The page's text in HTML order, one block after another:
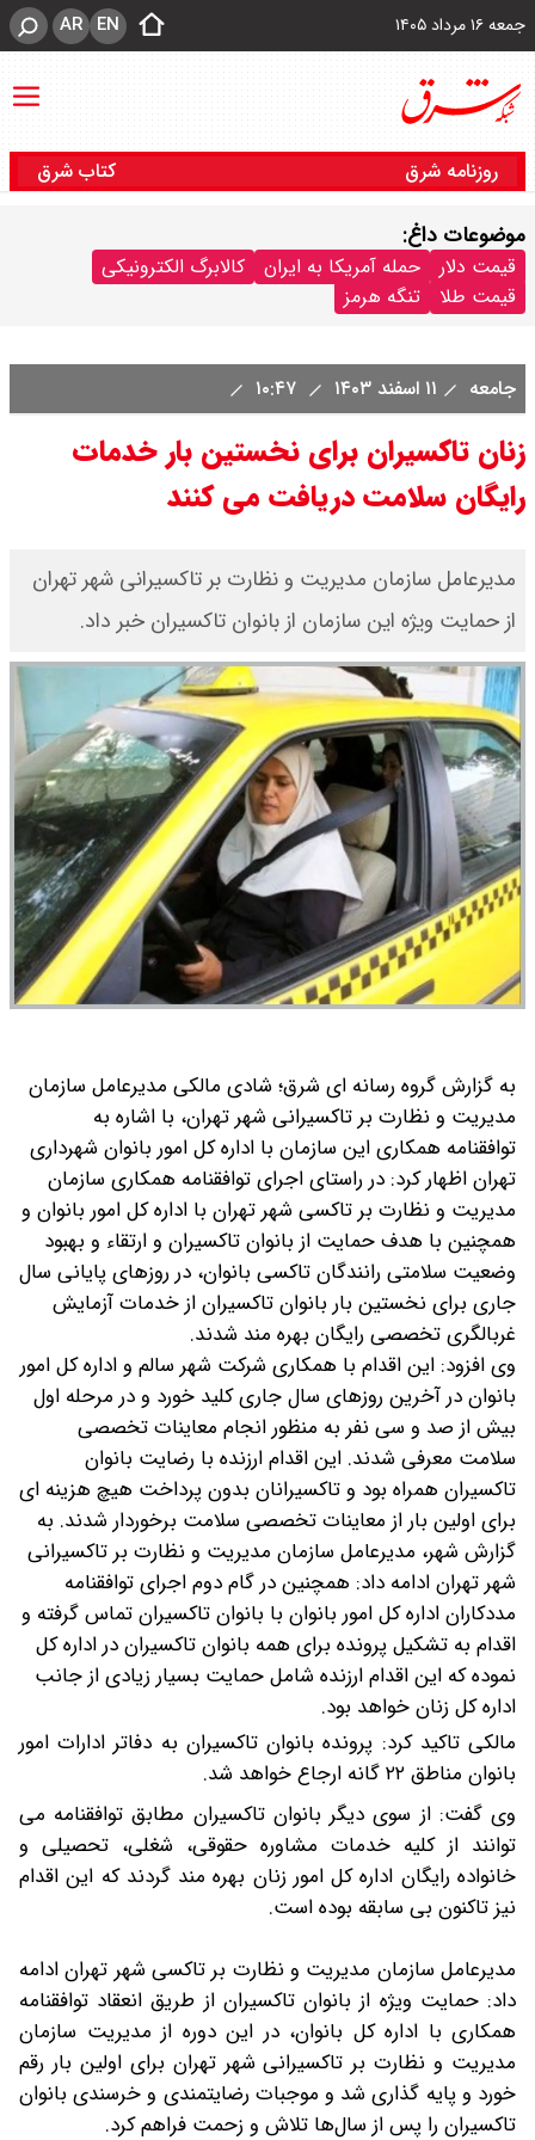
جمعه ۱۶ مرداد ۱۴۰۵ EN
AR
روزنامه شرق کتاب شرق
موضوعات داغ:
قیمت دلار حمله آمریکا به ایران
کالابرگ الکترونیکی
قیمت طلا
تنگه هرمز
جامعه ۱۱ اسفند ۱۴۰۳
زنان تاکسیران برای نخستین بار خدمات
رایگان سلامت دریافت می کنند
مدیرعامل سازمان مدیریت و نظارت بر تاکسیرانی شهر تهران
از حمایت ویژه این سازمان از بانوان تاکسیران خبر داد.
به گزارش گروه رسانه ای شرق؛ شادی مالکی مدیرعامل سازمان
مدیریت و نظارت بر تاکسیرانی شهر تهران، با اشاره به
توافقنامه همکاری این سازمان با اداره کل امور بانوان شهرداری
تهران اظهار کرد: در راستای اجرای توافقنامه همکاری سازمان
مدیریت و نظارت بر تاکسی شهر تهران با اداره کل امور بانوان و
همچنین با هدف حمایت از بانوان تاکسیران و ارتقاء و بهبود
وضعیت سلامتی رانندگان تاکسی بانوان، در روزهای پایانی سال
جاری برای نخستین بار بانوان تاکسیران از خدمات آزمایش
غربالگری تخصصی رایگان بهره مند شدند.
وی افزود: این اقدام با همکاری شرکت شهر سالم و اداره کل امور
بانوان در آخرین روزهای سال جاری کلید خورد و در مرحله اول
بیش از صد و سی نفر به منظور انجام معاینات تخصصی
سلامت معرفی شدند. این اقدام ارزنده با رضایت بانوان
تاکسیران همراه بود و تاکسیرانان بدون پرداخت هیچ هزینه ای
برای اولین بار از معاینات تخصصی سلامت برخوردار شدند. به
گزارش شهر، مدیرعامل سازمان مدیریت و نظارت بر تاکسیرانی
شهر تهران ادامه داد: همچنین در گام دوم اجرای توافقنامه
مددکاران اداره کل امور بانوان با بانوان تاکسیران تماس گرفته و
اقدام به تشکیل پرونده برای همه بانوان تاکسیران در اداره کل
نموده که این اقدام ارزنده شامل حمایت بسیار زیادی از جانب
اداره کل زنان خواهد بود.
مالکی تاکید کرد: پرونده بانوان تاکسیران به دفاتر ادارات امور
بانوان مناطق ۲۲ گانه ارجاع خواهد شد.
وی گفت: از سوی دیگر بانوان تاکسیران مطابق توافقنامه می
توانند از کلیه خدمات مشاوره حقوقی، شغلی، تحصیلی و
خانواده رایگان اداره کل امور زنان بهره مند گردند که این اقدام
نیز تاکنون بی سابقه بوده است.
مدیرعامل سازمان مدیریت و نظارت بر تاکسی شهر تهران ادامه
داد: حمایت ویژه از بانوان تاکسیران از طریق انعقاد توافقنامه
همکاری با اداره کل بانوان، در این دوره از مدیریت سازمان
مدیریت و نظارت بر تاکسیرانی شهر تهران برای اولین بار رقم
خورد و پایه گذاری شد و موجبات رضایتمندی و خرسندی بانوان
تاکسیران را پس از سال‌ها تلاش و زحمت فراهم کرد.